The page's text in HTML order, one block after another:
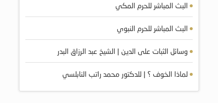
البث المباشر للحرم المكي
البث المباشر للحرم النبوي
وسائل الثبات على الدين | الشيخ عبد الرزاق البدر
لماذا الخوف ؟ | للدكتور محمد راتب النابلسي